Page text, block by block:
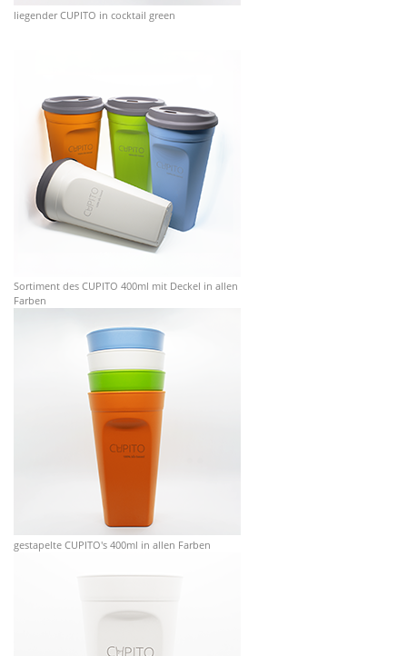
liegender CUPITO in cocktail green
Sortiment des CUPITO 400ml mit Deckel in allen
Farben
gestapelte CUPITO's 400ml in allen Farben